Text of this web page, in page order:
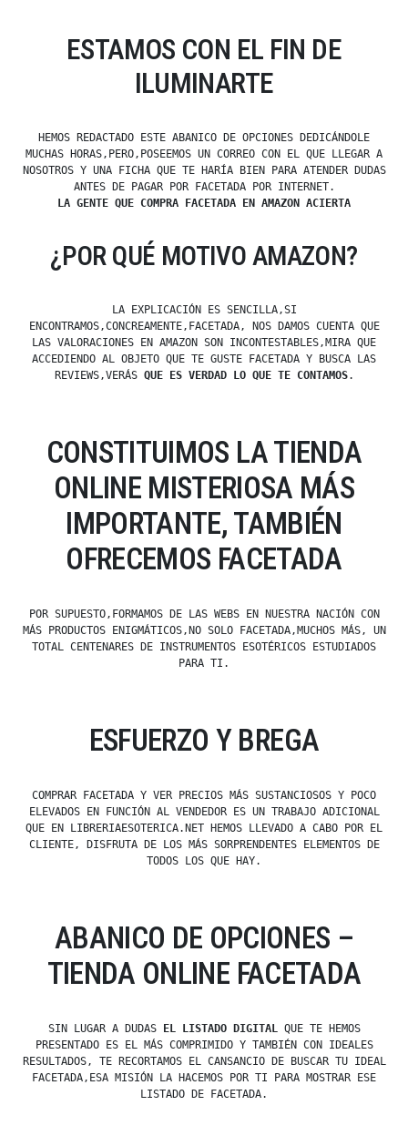
ESTAMOS CON EL FIN DE
ILUMINARTE
HEMOS REDACTADO ESTE ABANICO DE OPCIONES DEDICÁNDOLE
MUCHAS HORAS,PERO,POSEEMOS UN CORREO CON EL QUE LLEGAR A
NOSOTROS Y UNA FICHA QUE TE HARÍA BIEN PARA ATENDER DUDAS
ANTES DE PAGAR POR FACETADA POR INTERNET.
LA GENTE QUE COMPRA FACETADA EN AMAZON ACIERTA
¿POR QUÉ MOTIVO AMAZON?
LA EXPLICACIÓN ES SENCILLA,SI
ENCONTRAMOS,CONCREAMENTE,FACETADA, NOS DAMOS CUENTA QUE
LAS VALORACIONES EN AMAZON SON INCONTESTABLES,MIRA QUE
ACCEDIENDO AL OBJETO QUE TE GUSTE FACETADA Y BUSCA LAS
REVIEWS,VERÁS QUE ES VERDAD LO QUE TE CONTAMOS.
CONSTITUIMOS LA TIENDA
ONLINE MISTERIOSA MÁS
IMPORTANTE, TAMBIÉN
OFRECEMOS FACETADA
POR SUPUESTO,FORMAMOS DE LAS WEBS EN NUESTRA NACIÓN CON
MÁS PRODUCTOS ENIGMÁTICOS,NO SOLO FACETADA,MUCHOS MÁS, UN
TOTAL CENTENARES DE INSTRUMENTOS ESOTÉRICOS ESTUDIADOS
PARA TI.
ESFUERZO Y BREGA
COMPRAR FACETADA Y VER PRECIOS MÁS SUSTANCIOSOS Y POCO
ELEVADOS EN FUNCIÓN AL VENDEDOR ES UN TRABAJO ADICIONAL
QUE EN LIBRERIAESOTERICA.NET HEMOS LLEVADO A CABO POR EL
CLIENTE, DISFRUTA DE LOS MÁS SORPRENDENTES ELEMENTOS DE
TODOS LOS QUE HAY.
ABANICO DE OPCIONES –
TIENDA ONLINE FACETADA
SIN LUGAR A DUDAS EL LISTADO DIGITALQUE TE HEMOS
PRESENTADO ES EL MÁS COMPRIMIDO Y TAMBIÉN CON IDEALES
RESULTADOS, TE RECORTAMOS EL CANSANCIO DE BUSCAR TU IDEAL
FACETADA,ESA MISIÓN LA HACEMOS POR TI PARA MOSTRAR ESE
LISTADO DE FACETADA.